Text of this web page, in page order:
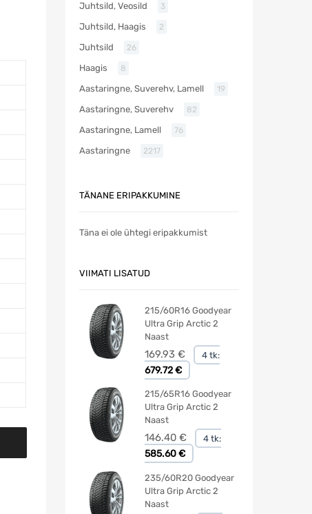
Juhtsild, Veosild 3
Juhtsild, Haagis 2
Juhtsild 26
Haagis 8
Aastaringne, Suverehv, Lamell 19
Aastaringne, Suverehv 82
Aastaringne, Lamell 76
Aastaringne 2217
TÄNANE ERIPAKKUMINE
Täna ei ole ühtegi eripakkumist
VIIMATI LISATUD
215/60R16 Goodyear
Ultra Grip Arctic 2
Naast
169.93 € 4 tk:
679.72 €
215/65R16 Goodyear
Ultra Grip Arctic 2
Naast
146.40 € 4 tk:
585.60 €
235/60R20 Goodyear
Ultra Grip Arctic 2
Naast